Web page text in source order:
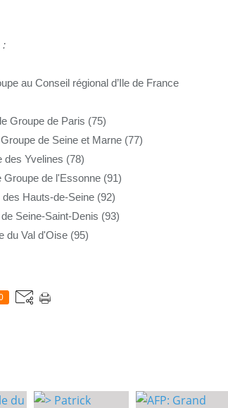
:
au Conseil régional d’Ile de France
Groupe de Paris (75)
de Seine et Marne (77)
des Yvelines (78)
Groupe de l'Essonne (91)
Hauts-de-Seine (92)
Seine-Saint-Denis (93)
du Val d'Oise (95)